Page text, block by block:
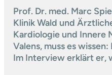
Prof. Dr. med. Marc
Klinik Wald und
Kardiologie und Innere
Valens, muss es
Im Interview erklärt er,